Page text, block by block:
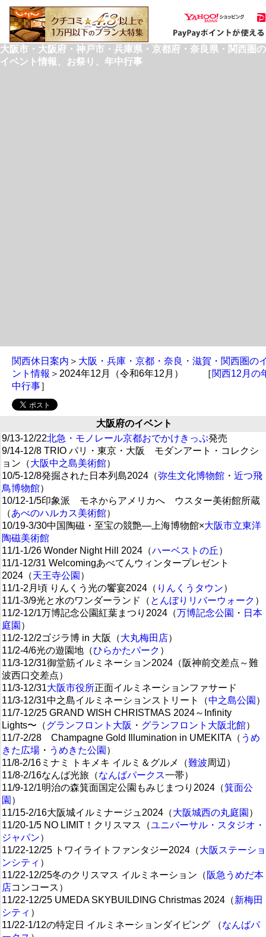
大阪市・大阪府・神戸市・兵庫県・京都府・奈良県・関西圏の
イベント情報、お祭り、年中行事
関西休日案内 ＞ 大阪・兵庫・京都・奈良・滋賀・関西圏の
ント情報 ＞2024年12月（令和6年12月） ［関西12月の
中行事］
大阪府のイベント
9/13-12/22北急・モノレール京都おでかけきっぷ発売
9/14-12/8 TRIO パリ・東京・大阪 モダンアート・コレクシ
ョン（大阪中之島美術館）
10/5-12/8発掘された日本列島2024（弥生文化博物館 ・ 近つ飛
鳥博物館）
10/12-1/5印象派 モネからアメリカへ ウスター美術館所蔵
（あべのハルカス美術館）
10/19-3/30中国陶磁・至宝の競艶―上海博物館×大阪市立東洋
陶磁美術館
11/1-1/26 Wonder Night Hill 2024（ハーベストの丘 ）
11/1-12/31 Welcomingあべてんウィンタープレゼント
2024（天王寺公園 ）
11/1-2月頃 りんくう光の饗宴2024（ りんくうタウン）
11/1-3/9光と水のワンダーランド（ とんぼりリバーウォーク ）
11/2-12/1万博記念公園紅葉まつり2024（万博記念公園 ・ 日本
庭園 ）
11/2-12/2ゴジラ博 in 大阪（大丸梅田店）
11/2-4/6光の遊園地（ひらかたパーク ）
11/3-12/31御堂筋イルミネーション2024（阪神前交差点～難
波西口交差点）
11/3-12/31大阪市役所正面イルミネーションファサード
11/3-12/31中之島イルミネーションストリート（中之島公園 ）
11/7-12/25 GRAND WISH CHRISTMAS 2024～Infinity
Lights〜（グランフロント大阪 ・ グランフロント大阪北館）
11/7-2/28 Champagne Gold Illumination in UMEKITA（ うめ
きた広場 ・ うめきた公園 ）
11/8-2/16ミナミ トキメキ イルミ＆グルメ（難波周辺）
11/8-2/16なんば光旅（なんばパークス一帯）
11/9-12/1明治の森箕面国定公園もみじまつり2024（箕面公
園 ）
11/15-2/16大阪城イルミナージュ2024（大阪城西の丸庭園 ）
11/20-1/5 NO LIMIT！クリスマス（ユニバーサル・スタジオ・
ジャパン）
11/22-12/25 トワイライトファンタジー2024（大阪ステーショ
ンシティ ）
11/22-12/25冬のクリスマス イルミネーション（ 阪急うめだ本
店コンコース）
11/22-12/25 UMEDA SKYBUILDING Christmas 2024（新梅田
シティ ）
11/22-1/12の特定日 イルミネーションダイビング （なんばパ